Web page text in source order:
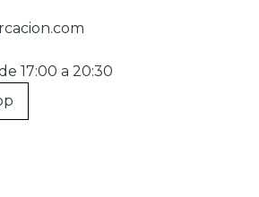
17:00 a 20:30